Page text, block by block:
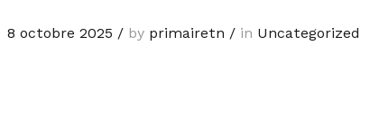
8 octobre 2025 /by primairetn /in Uncategorized